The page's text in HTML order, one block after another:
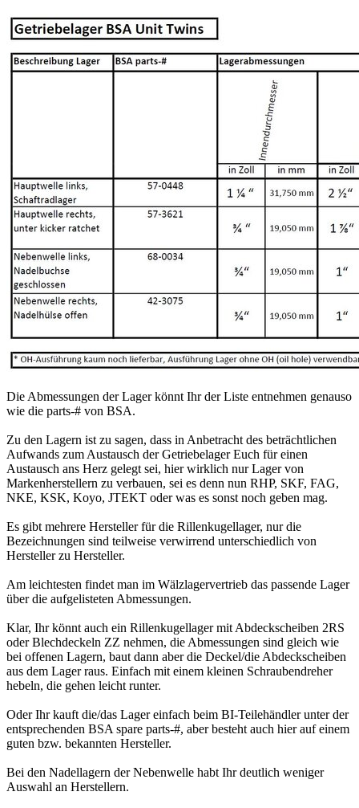
Die Abmessungen der Lager könnt Ihr der Liste entnehmen genauso
wie die parts-# von BSA.
Zu den Lagern ist zu sagen, dass in Anbetracht des beträchtlichen
Aufwands zum Austausch der Getriebelager Euch für einen
Austausch ans Herz gelegt sei, hier wirklich nur Lager von
Markenherstellern zu verbauen, sei es denn nun RHP, SKF, FAG,
NKE, KSK, Koyo, JTEKT oder was es sonst noch geben mag.
Es gibt mehrere Hersteller für die Rillenkugellager, nur die
Bezeichnungen sind teilweise verwirrend unterschiedlich von
Hersteller zu Hersteller.
Am leichtesten findet man im Wälzlagervertrieb das passende Lager
über die aufgelisteten Abmessungen.
Klar, Ihr könnt auch ein Rillenkugellager mit Abdeckscheiben 2RS
oder Blechdeckeln ZZ nehmen, die Abmessungen sind gleich wie
bei offenen Lagern, baut dann aber die Deckel/die Abdeckscheiben
aus dem Lager raus. Einfach mit einem kleinen Schraubendreher
hebeln, die gehen leicht runter.
Oder Ihr kauft die/das Lager einfach beim BI-Teilehändler unter der
entsprechenden BSA spare parts-#, aber besteht auch hier auf einem
guten bzw. bekannten Hersteller.
Bei den Nadellagern der Nebenwelle habt Ihr deutlich weniger
Auswahl an Herstellern.